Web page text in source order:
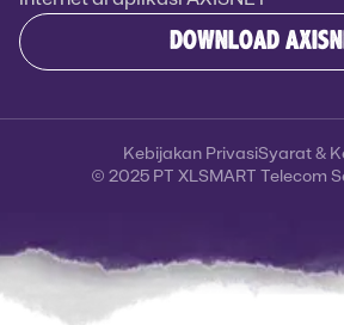
DOWNLOAD
© 2025 PT XLSMART Telecom
Kebijakan PrivasiSyarat &